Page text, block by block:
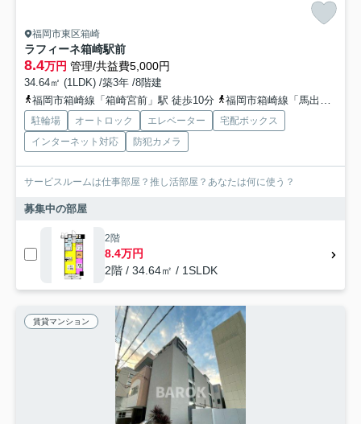
福岡市東区箱崎
ラフィーネ箱崎駅前
8.4万円 管理/共益費5,000円
34.64㎡ (1LDK) /築3年 /8階建
福岡市箱崎線「箱崎宮前」駅 徒歩10分
福岡市箱崎線「馬出九大病院前」駅 バス5分 西鉄バス「箱崎一丁目」 停歩4分
駐輪場 オートロック エレベーター
宅配ボックス
インターネット対応
防犯カメラ
サービスルームは仕事部屋？推し活部屋？あなたは何に使う？
募集中の部屋
2階
8.4万円
2階 / 34.64㎡ / 1SLDK
賃貸マンション